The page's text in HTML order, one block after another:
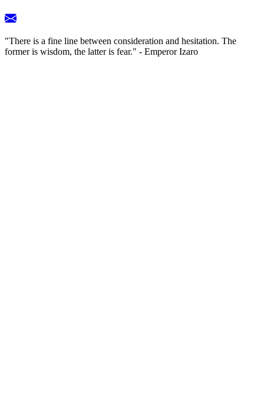
"There is a fine line between consideration and hesitation. The
former is wisdom, the latter is fear." - Emperor Izaro